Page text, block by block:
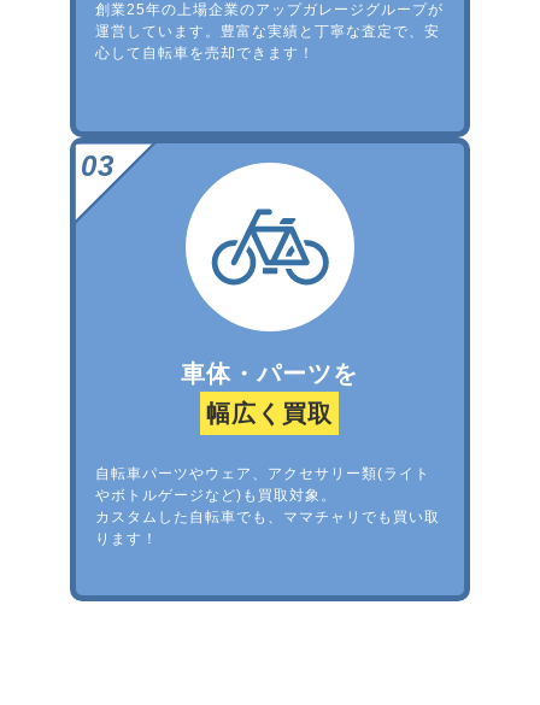
創業25年の上場企業のアップガレージグループが
運営しています。豊富な実績と丁寧な査定で、安
心して自転車を売却できます！
車体・パーツを
幅広く買取
自転車パーツやウェア、アクセサリー類(ライト
やボトルゲージなど)も買取対象。
カスタムした自転車でも、ママチャリでも買い取
ります！